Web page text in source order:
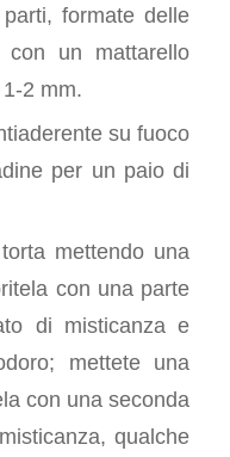
formate delle
con un mattarello
2 mm.
su fuoco
per un paio di
mettendo una
con una parte
di misticanza e
mettete una
con una seconda
qualche